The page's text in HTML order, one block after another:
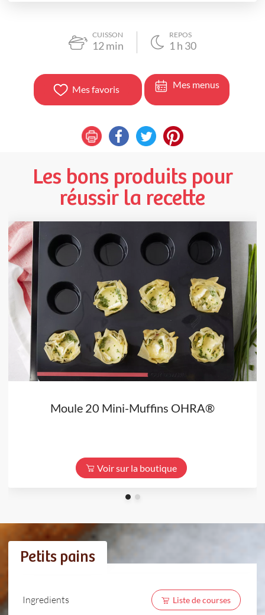
CUISSON
12min
REPOS
1 h 30
Mes favoris Mes menus
Les bons produits pour
réussir la recette
Moule 20 Mini-Muffins OHRA®
Voir sur la boutique
Petits pains
Ingredients Liste de courses